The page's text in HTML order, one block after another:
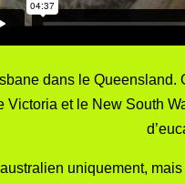
dans le Queensland.
Victoria et le New South
uniquement,